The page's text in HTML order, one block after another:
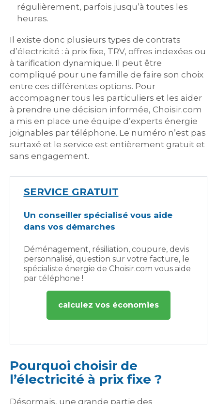
régulièrement, parfois jusqu’à toutes les
heures.
Il existe donc plusieurs types de contrats
d’électricité : à prix fixe, TRV, offres indexées ou
à tarification dynamique. Il peut être
compliqué pour une famille de faire son choix
entre ces différentes options. Pour
accompagner tous les particuliers et les aider
à prendre une décision informée, Choisir.com
a mis en place une équipe d’experts énergie
joignables par téléphone. Le numéro n’est pas
surtaxé et le service est entièrement gratuit et
sans engagement.
SERVICE GRATUIT
Un conseiller spécialisé vous aide
dans vos démarches
Déménagement, résiliation, coupure, devis
personnalisé, question sur votre facture, le
spécialiste énergie de Choisir.com vous aide
par téléphone !
calculez vos économies
Pourquoi choisir de
l’électricité à prix fixe ?
Désormais, une grande partie des